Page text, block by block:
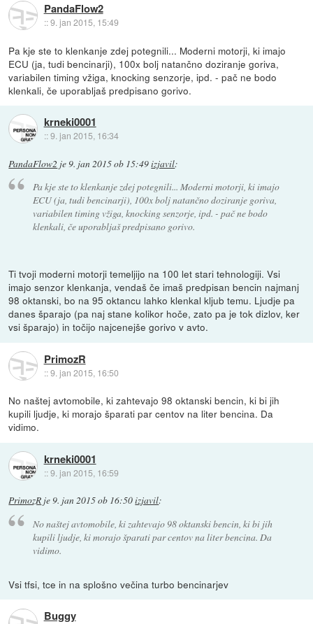
PandaFlow2
::9. jan 2015, 15:49
Pa kje ste to klenkanje zdej potegnili... Moderni motorji, ki imajo
ECU (ja, tudi bencinarji), 100x bolj natančno doziranje goriva,
variabilen timing vžiga, knocking senzorje, ipd. - pač ne bodo
klenkali, če uporabljaš predpisano gorivo.
krneki0001
::9. jan 2015, 16:34
PandaFlow2 je9. jan 2015 ob 15:49izjavil:
Pa kje ste to klenkanje zdej potegnili... Moderni motorji, ki imajo
ECU (ja, tudi bencinarji), 100x bolj natančno doziranje goriva,
variabilen timing vžiga, knocking senzorje, ipd. - pač ne bodo
klenkali, če uporabljaš predpisano gorivo.
Ti tvoji moderni motorji temeljijo na 100 let stari tehnologiji. Vsi
imajo senzor klenkanja, vendaš če imaš predpisan bencin najmanj
98 oktanski, bo na 95 oktancu lahko klenkal kljub temu. Ljudje pa
danes šparajo (pa naj stane kolikor hoče, zato pa je tok dizlov, ker
vsi šparajo) in točijo najcenejše gorivo v avto.
PrimozR
::9. jan 2015, 16:50
No naštej avtomobile, ki zahtevajo 98 oktanski bencin, ki bi jih
kupili ljudje, ki morajo šparati par centov na liter bencina. Da
vidimo.
krneki0001
::9. jan 2015, 16:59
PrimozR je9. jan 2015 ob 16:50izjavil:
No naštej avtomobile, ki zahtevajo 98 oktanski bencin, ki bi jih
kupili ljudje, ki morajo šparati par centov na liter bencina. Da
vidimo.
Vsi tfsi, tce in na splošno večina turbo bencinarjev
Buggy